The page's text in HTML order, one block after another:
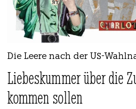
Die Leere nach der US-
Liebeskummer über die
kommen sollen